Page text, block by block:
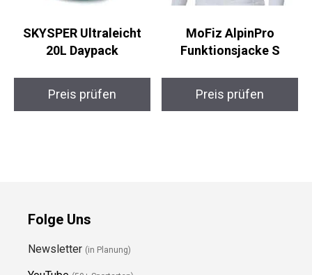
SKYSPER Ultraleicht
20L Daypack
MoFiz AlpinPro
Funktionsjacke S